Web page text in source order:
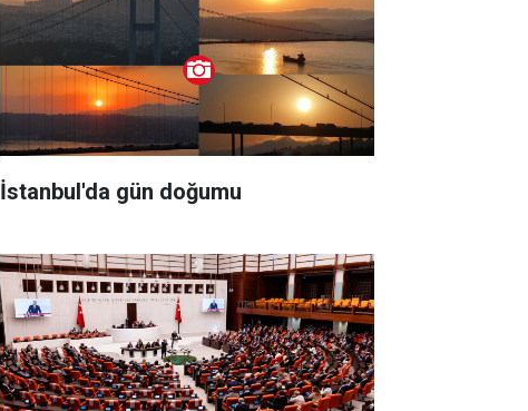
İstanbul'da gün doğumu